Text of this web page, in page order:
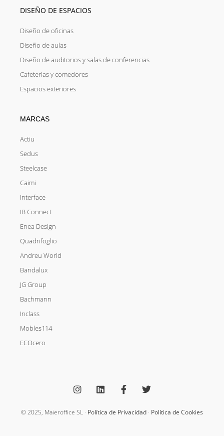
DISEÑO DE ESPACIOS
Diseño de oficinas
Diseño de aulas
Diseño de auditorios y salas de conferencias
Cafeterías y comedores
Espacios exteriores
MARCAS
Actiu
Sedus
Steelcase
Caimi
Interface
IB Connect
Enea Design
Quadrifoglio
Andreu World
Bandalux
JG Group
Bachmann
Inclass
Mobles114
ECOcero
s
t
g
n
k
d
c
e
o
i
t
e
© 2025, Maieroffice SL · Política de Privacidad · Política de Cookies